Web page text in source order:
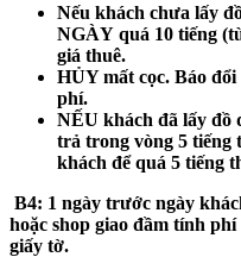
Nếu khách chưa lấy
NGÀY quá 10 tiếng
giá thuê.
HỦY mất cọc. Báo
phí.
NẾU khách đã lấy đồ
trả trong vòng 5 tiếng
khách đểquá 5 tiếng
B4: 1 ngày trước ngày
hoặc shop giao đầm tính
giấy tờ.